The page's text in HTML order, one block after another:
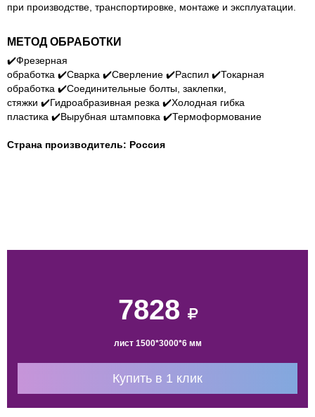
при производстве, транспортировке, монтаже и эксплуатации.
МЕТОД ОБРАБОТКИ
✔️Фрезерная
обработка ✔️Сварка ✔️Сверление ✔️Распил ✔️Токарная
обработка ✔️Соединительные болты, заклепки,
стяжки ✔️Гидроабразивная резка ✔️Холодная гибка
пластика ✔️Вырубная штамповка ✔️Термоформование
Страна производитель: Россия
7828
лист 1500*3000*6 мм
Купить в 1 клик